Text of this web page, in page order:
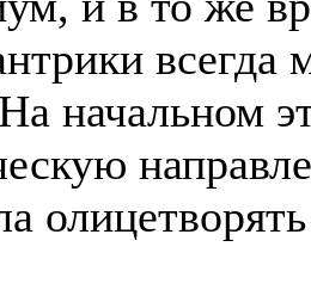
начальном